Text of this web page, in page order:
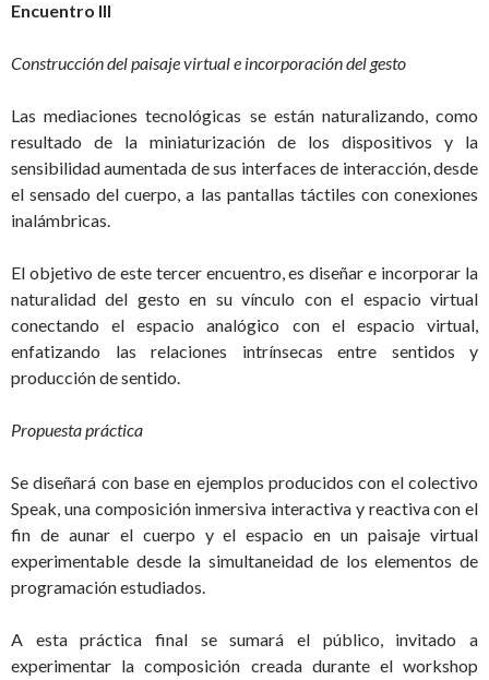
Encuentro III
Construcción del paisaje virtual e incorporación del gesto
Las mediaciones tecnológicas se están naturalizando, como
resultado de la miniaturización de los dispositivos y la
sensibilidad aumentada de sus interfaces de interacción, desde
el sensado del cuerpo, a las pantallas táctiles con conexiones
inalámbricas.
El objetivo de este tercer encuentro, es diseñar e incorporar la
naturalidad del gesto en su vínculo con el espacio virtual
conectando el espacio analógico con el espacio virtual,
enfatizando las relaciones intrínsecas entre sentidos y
producción de sentido.
Propuesta práctica
Se diseñará con base en ejemplos producidos con el colectivo
Speak, una composición inmersiva interactiva y reactiva con el
fin de aunar el cuerpo y el espacio en un paisaje virtual
experimentable desde la simultaneidad de los elementos de
programación estudiados.
A esta práctica final se sumará el público, invitado a
experimentar la composición creada durante el workshop